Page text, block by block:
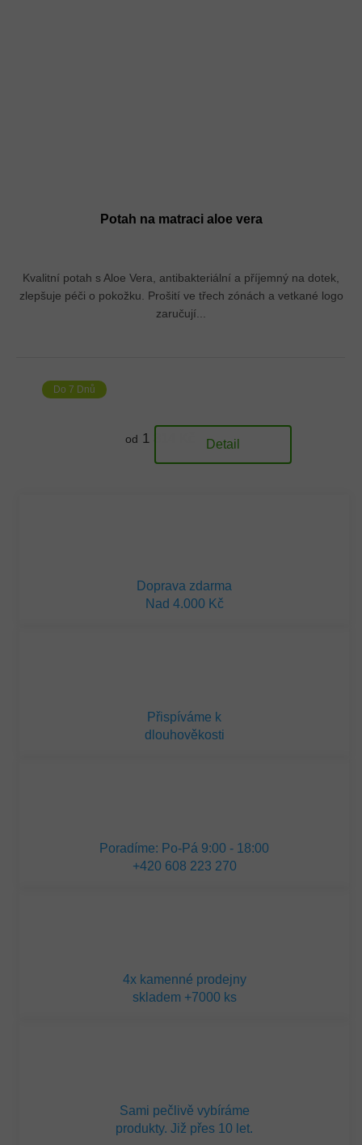
Potah na matraci aloe vera
Kvalitní potah s Aloe Vera, antibakteriální a příjemný na dotek,
zlepšuje péči o pokožku. Prošití ve třech zónách a vetkané logo
zaručují...
Do 7 Dnů
od 1 314 Kč Detail
Doprava zdarma
Nad 4.000 Kč
Přispíváme k
dlouhověkosti
Poradíme: Po-Pá 9:00 - 18:00
+420 608 223 270
4x kamenné prodejny
skladem +7000 ks
Sami pečlivě vybíráme
produkty. Již přes 10 let.